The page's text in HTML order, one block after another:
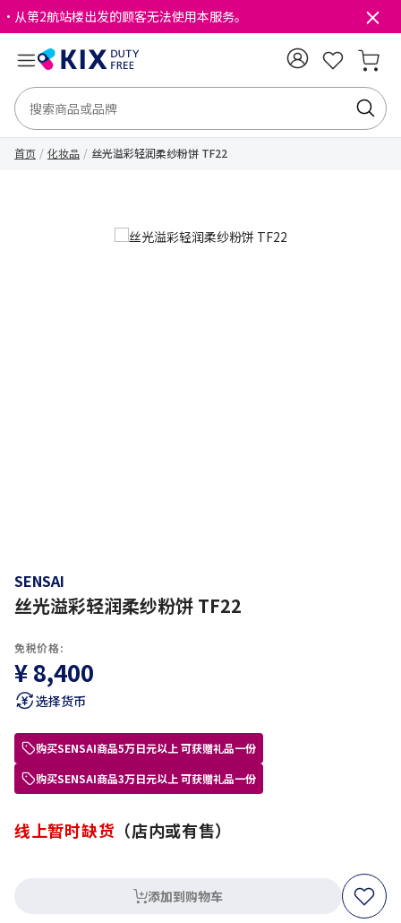
・从第2航站楼出发的顾客无法使用本服务。
首页 化妆品 丝光溢彩轻润柔纱粉饼 TF22
SENSAI
丝光溢彩轻润柔纱粉饼 TF22
免税价格:
¥ 8,400
选择货币
购买SENSAI商品5万日元以上 可获赠礼品一份
购买SENSAI商品3万日元以上 可获赠礼品一份
线上暂时缺货 （店内或有售）
添加到购物车